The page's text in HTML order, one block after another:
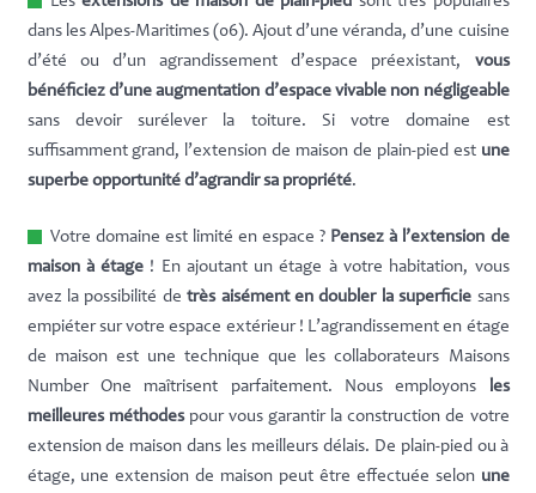
dans les Alpes-Maritimes (06). Ajout d’une véranda, d’une cuisine
d’été ou d’un agrandissement d’espace préexistant, vous
bénéficiez d’une augmentation d’espace vivable non négligeable
sans devoir surélever la toiture. Si votre domaine est
suffisamment grand, l’extension de maison de plain-pied est une
superbe opportunité d’agrandir sa propriété.
Votre domaine est limité en espace ? Pensez à l’extension de
maison à étage ! En ajoutant un étage à votre habitation, vous
avez la possibilité detrès aisément en doubler la superficie sans
empiéter sur votre espace extérieur ! L’agrandissement en étage
de maison est une technique que les collaborateurs Maisons
Number One maîtrisent parfaitement. Nous employons les
meilleures méthodespour vous garantir la construction de votre
extension de maison dans les meilleurs délais. De plain-pied ou à
étage, une extension de maison peut être effectuée selon une